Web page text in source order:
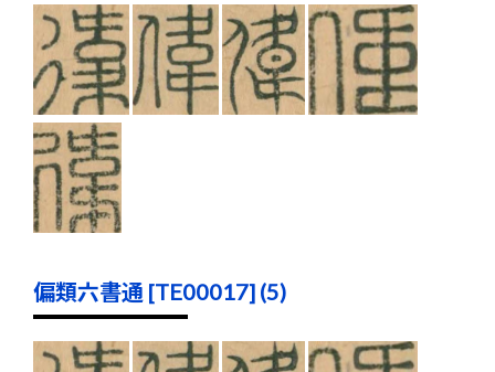
偏類六書通 [TE00017] (5)